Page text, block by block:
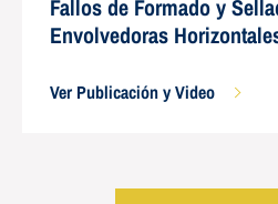
Fallos de Formado y
Envolvedoras
Ver Publicación y Video